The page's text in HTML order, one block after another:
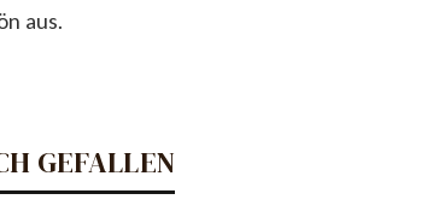
aus.
GEFALLEN